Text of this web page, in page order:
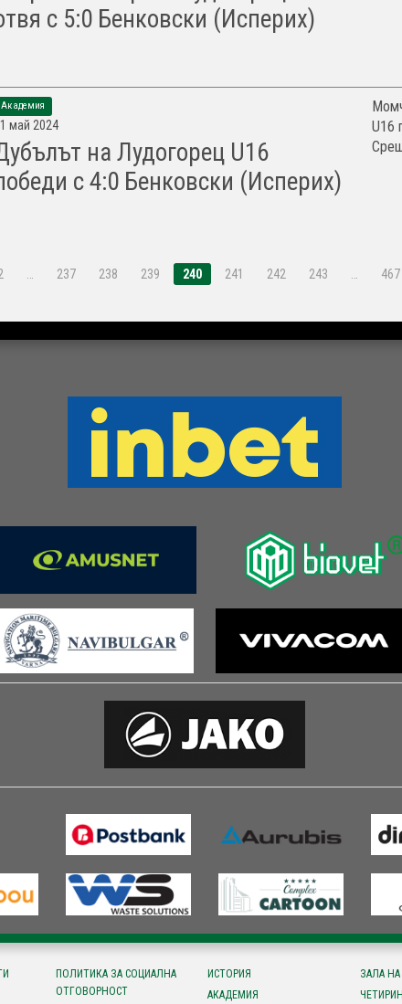
с 5:0 Бенковски (Исперих)
Академия
май 2024
на Лудогорец U16
с 4:0 Бенковски (Исперих)
U16
237 238 239 240 241 242 243 467
ПОЛИТИКА ЗА СОЦИАЛНА
ОТГОВОРНОСТ
ИСТОРИЯ
АКАДЕМИЯ
ЗАЛА